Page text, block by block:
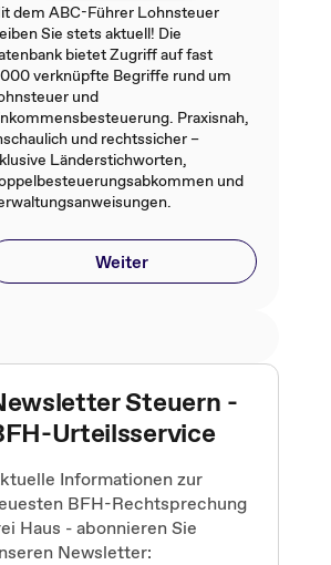
dem ABC-Führer Lohnsteuer
Sie stets aktuell! Die
bietet Zugriff auf fast
verknüpfte Begriffe rund um
und
Praxisnah,
und rechtssicher –
Länderstichworten,
und
Weiter
Steuern -
Urteilsservice
Informationen zur
BFH-Rechtsprechung
Haus - abonnieren Sie
Newsletter: